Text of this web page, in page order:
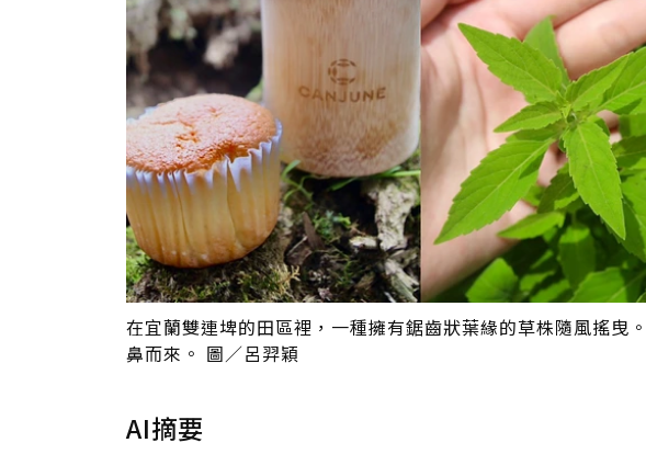
在宜蘭雙連埤的田區裡，一種擁有鋸齒狀葉緣的草株隨風搖曳
鼻而來。 圖／呂羿穎
AI摘要